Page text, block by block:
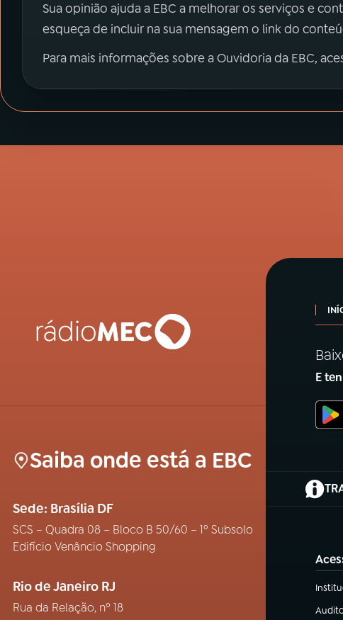
Sua opinião ajuda a EBC a melhorar os serviços e
esqueça de incluir na sua mensagem o link do
Para mais informações sobre a Ouvidoria da EBC,
Saiba onde está a EBC
Sede: Brasília DF
SCS – Quadra 08 – Bloco B 50/60 – 1º Subsolo
Edifício Venâncio Shopping
Rio de Janeiro RJ
Rua da Relação, nº 18
E
(abre
(abre
(abre